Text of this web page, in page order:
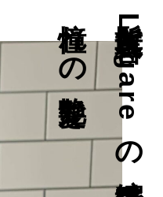
髪
質
改
善
L
e
g
a
r
e
の
縮
毛
矯
正
で
憧
れ
の
艶
髪
を